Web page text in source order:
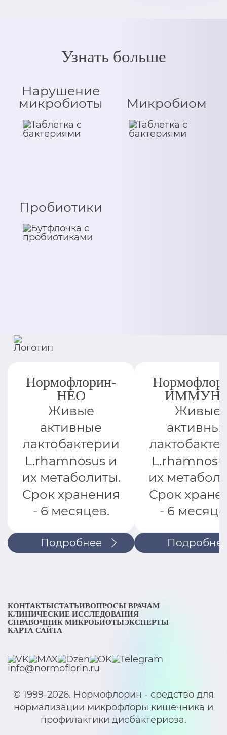
Узнать больше
Нарушение
микробиоты
Микробиом
Пробиотики
Подробнее
Нормофлорин-
НЕО
Живые
активные
лактобактерии
L.rhamnosus и
их метаболиты.
Срок хранения
- 6 месяцев.
Живые
их
Срок
- 6
КОНТАКТЫСТАТЬИВОПРОСЫ ВРАЧАМ
КЛИНИЧЕСКИЕ ИССЛЕДОВАНИЯ
СПРАВОЧНИК МИКРОБИОТЫЭКСПЕРТЫ
КАРТА САЙТА
info@normoflorin.ru
© 1999-2026. Нормофлорин - средство для
нормализации микрофлоры кишечника и
профилактики дисбактериоза.